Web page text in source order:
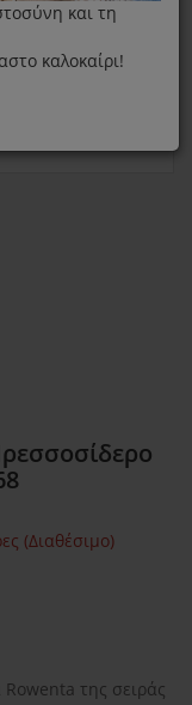
(Διαθέσιμο)
της σειράς
και τη
καλοκαίρι!